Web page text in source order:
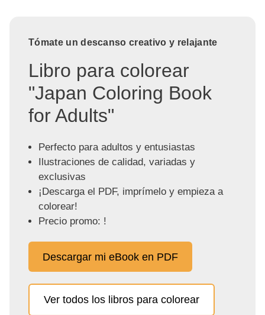
Tómate un descanso creativo y relajante
Libro para colorear
"Japan Coloring Book
for Adults"
Perfecto para adultos y entusiastas
Ilustraciones de calidad, variadas y
exclusivas
¡Descarga el PDF, imprímelo y empieza a
colorear!
Precio promo: !
Descargar mi eBook en PDF
Ver todos los libros para colorear